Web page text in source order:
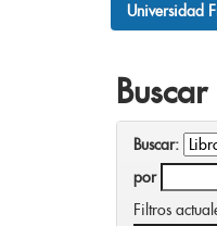
Universidad
Buscar
Buscar:
por
Filtros